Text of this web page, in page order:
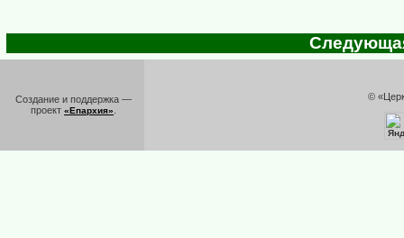
Создание и поддержка —
проект «Епархия»
©